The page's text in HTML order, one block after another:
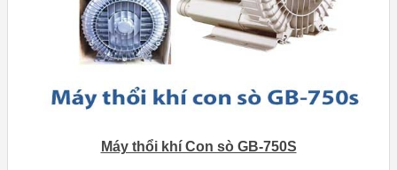
Máy thổi khí Con sò GB-750S